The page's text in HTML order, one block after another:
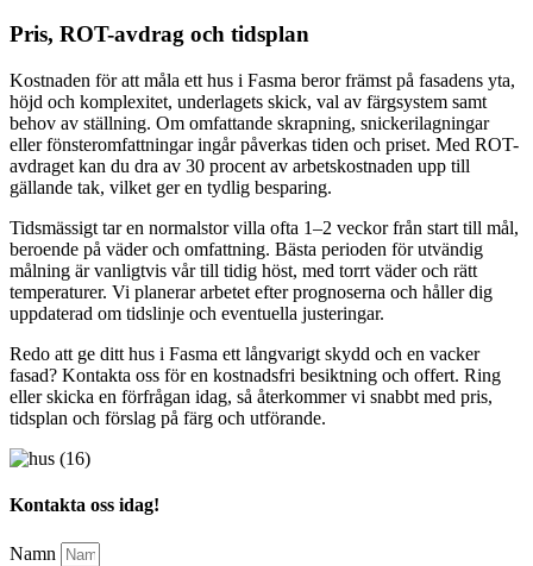
Pris, ROT-avdrag och tidsplan
Kostnaden för att måla ett hus i Fasma beror främst på fasadens yta,
höjd och komplexitet, underlagets skick, val av färgsystem samt
behov av ställning. Om omfattande skrapning, snickerilagningar
eller fönsteromfattningar ingår påverkas tiden och priset. Med ROT-
avdraget kan du dra av 30 procent av arbetskostnaden upp till
gällande tak, vilket ger en tydlig besparing.
Tidsmässigt tar en normalstor villa ofta 1–2 veckor från start till mål,
beroende på väder och omfattning. Bästa perioden för utvändig
målning är vanligtvis vår till tidig höst, med torrt väder och rätt
temperaturer. Vi planerar arbetet efter prognoserna och håller dig
uppdaterad om tidslinje och eventuella justeringar.
Redo att ge ditt hus i Fasma ett långvarigt skydd och en vacker
fasad? Kontakta oss för en kostnadsfri besiktning och offert. Ring
eller skicka en förfrågan idag, så återkommer vi snabbt med pris,
tidsplan och förslag på färg och utförande.
Kontakta oss idag!
Namn